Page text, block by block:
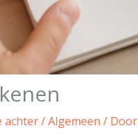
achter/Algemeen / Door